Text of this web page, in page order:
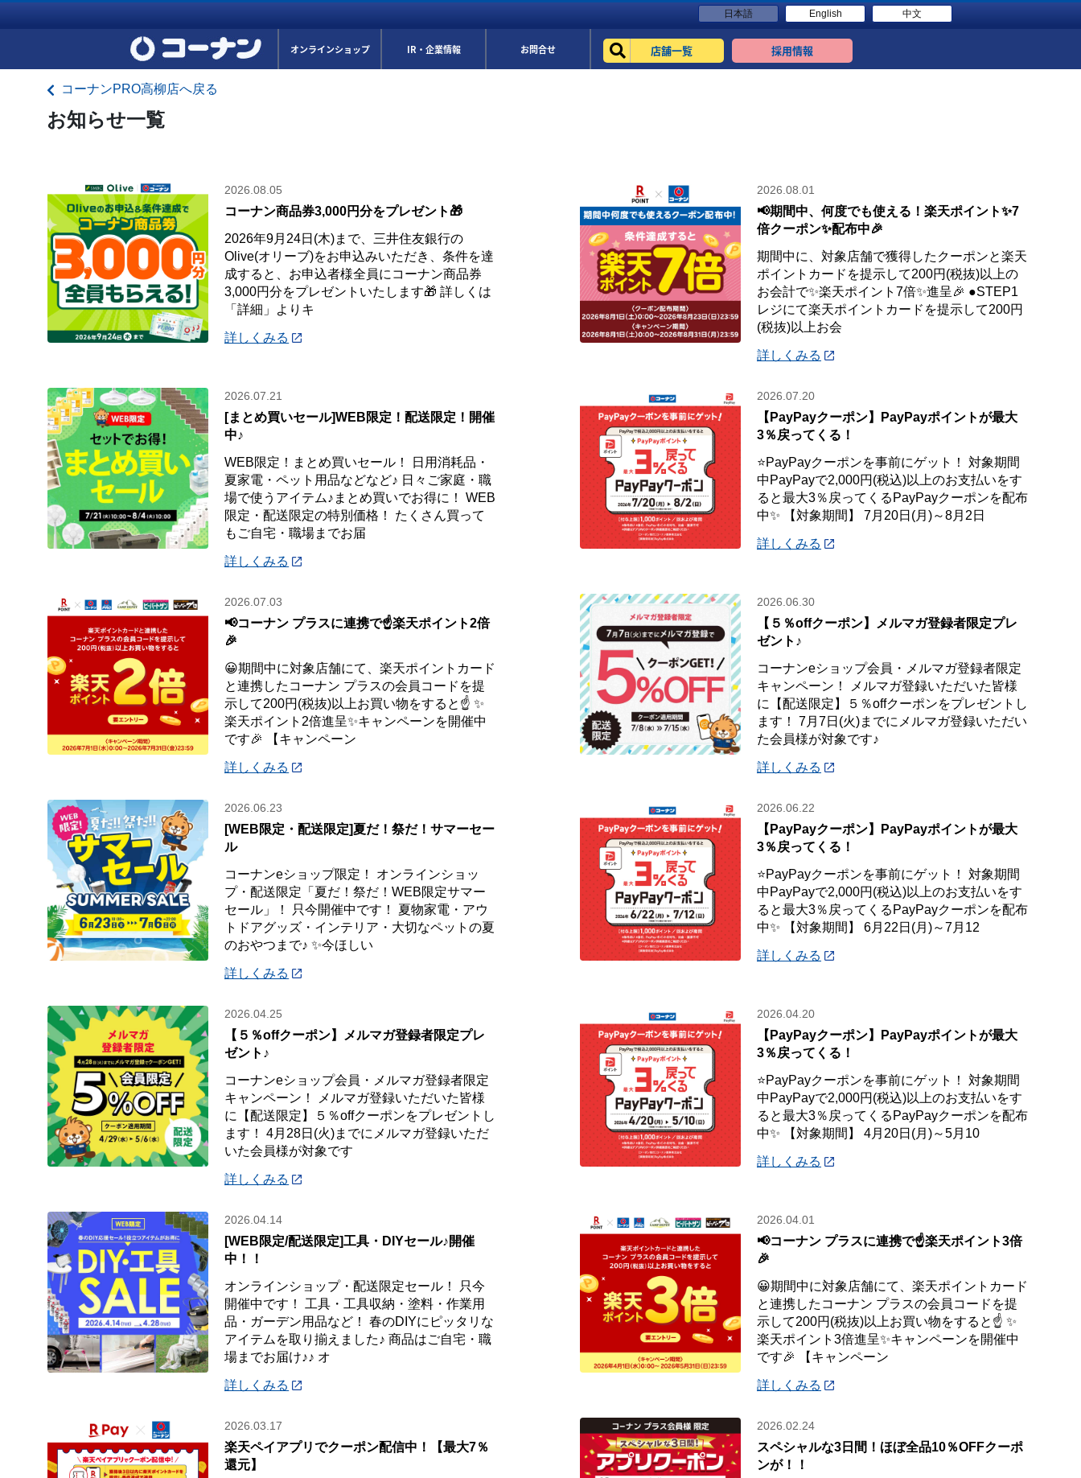
日本語 English 中文
オンラインショップ IR・企業情報 お問合せ 店舗一覧 採用情報
コーナンPRO高柳店へ戻る
お知らせ一覧
2026.08.05
コーナン商品券3,000円分をプレゼント🎁
2026年9月24日(木)まで、三井住友銀行の
Olive(オリーブ)をお申込みいただき、条件を達
成すると、お申込者様全員にコーナン商品券
3,000円分をプレゼントいたします🎁 詳しくは
「詳細」よりキ
詳しくみる
2026.08.01
📢期間中、何度でも使える！楽天ポイント✨7
倍クーポン✨配布中🎉
期間中に、対象店舗で獲得したクーポンと楽天
ポイントカードを提示して200円(税抜)以上の
お会計で✨楽天ポイント7倍✨進呈🎉 ●STEP1
レジにて楽天ポイントカードを提示して200円
(税抜)以上お会
詳しくみる
2026.07.21
[まとめ買いセール]WEB限定！配送限定！開催
中♪
WEB限定！まとめ買いセール！ 日用消耗品・
夏家電・ペット用品などなど♪ 日々ご家庭・職
場で使うアイテム♪まとめ買いでお得に！ WEB
限定・配送限定の特別価格！ たくさん買って
もご自宅・職場までお届
詳しくみる
2026.07.20
【PayPayクーポン】PayPayポイントが最大
3％戻ってくる！
⭐PayPayクーポンを事前にゲット！ 対象期間
中PayPayで2,000円(税込)以上のお支払いをす
ると最大3％戻ってくるPayPayクーポンを配布
中✨ 【対象期間】 7月20日(月)～8月2日
詳しくみる
2026.07.03
📢コーナン プラスに連携で☝️楽天ポイント2倍
🎉
😀期間中に対象店舗にて、楽天ポイントカード
と連携したコーナン プラスの会員コードを提
示して200円(税抜)以上お買い物をすると☝️ ✨
楽天ポイント2倍進呈✨キャンペーンを開催中
です🎉 【キャンペーン
詳しくみる
2026.06.30
【５％offクーポン】メルマガ登録者限定プレ
ゼント♪
コーナンeショップ会員・メルマガ登録者限定
キャンペーン！ メルマガ登録いただいた皆様
に【配送限定】５％offクーポンをプレゼントし
ます！ 7月7日(火)までにメルマガ登録いただい
た会員様が対象です♪
詳しくみる
2026.06.23
[WEB限定・配送限定]夏だ！祭だ！サマーセー
ル
コーナンeショップ限定！ オンラインショッ
プ・配送限定「夏だ！祭だ！WEB限定サマー
セール」！ 只今開催中です！ 夏物家電・アウ
トドアグッズ・インテリア・大切なペットの夏
のおやつまで♪ ✨今ほしい
詳しくみる
2026.06.22
【PayPayクーポン】PayPayポイントが最大
3％戻ってくる！
⭐PayPayクーポンを事前にゲット！ 対象期間
中PayPayで2,000円(税込)以上のお支払いをす
ると最大3％戻ってくるPayPayクーポンを配布
中✨ 【対象期間】 6月22日(月)～7月12
詳しくみる
2026.04.25
【５％offクーポン】メルマガ登録者限定プレ
ゼント♪
コーナンeショップ会員・メルマガ登録者限定
キャンペーン！ メルマガ登録いただいた皆様
に【配送限定】５％offクーポンをプレゼントし
ます！ 4月28日(火)までにメルマガ登録いただ
いた会員様が対象です
詳しくみる
2026.04.20
【PayPayクーポン】PayPayポイントが最大
3％戻ってくる！
⭐PayPayクーポンを事前にゲット！ 対象期間
中PayPayで2,000円(税込)以上のお支払いをす
ると最大3％戻ってくるPayPayクーポンを配布
中✨ 【対象期間】 4月20日(月)～5月10
詳しくみる
2026.04.14
[WEB限定/配送限定]工具・DIYセール♪開催
中！！
オンラインショップ・配送限定セール！ 只今
開催中です！ 工具・工具収納・塗料・作業用
品・ガーデン用品など！ 春のDIYにピッタリな
アイテムを取り揃えました♪ 商品はご自宅・職
場までお届け♪♪ オ
詳しくみる
2026.04.01
📢コーナン プラスに連携で☝️楽天ポイント3倍
🎉
😀期間中に対象店舗にて、楽天ポイントカード
と連携したコーナン プラスの会員コードを提
示して200円(税抜)以上お買い物をすると☝️ ✨
楽天ポイント3倍進呈✨キャンペーンを開催中
です🎉 【キャンペーン
詳しくみる
2026.03.17
楽天ペイアプリでクーポン配信中！【最大7％
還元】
2026.02.24
スペシャルな3日間！ほぼ全品10％OFFクーポ
ンが！！